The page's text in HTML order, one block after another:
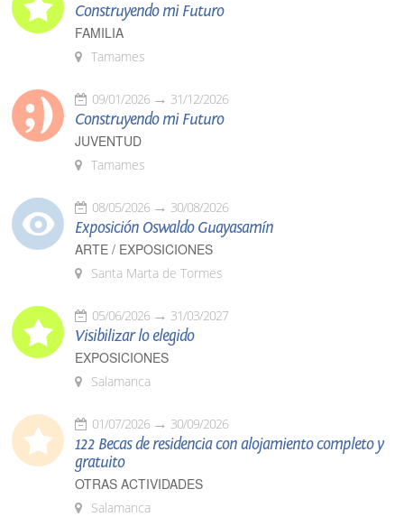
Construyendo mi Futuro
FAMILIA
Tamames
09/01/2026 31/12/2026
Construyendo mi Futuro
JUVENTUD
Tamames
08/05/2026 30/08/2026
Exposición Oswaldo Guayasamín
ARTE / EXPOSICIONES
Santa Marta de Tormes
05/06/2026 31/03/2027
Visibilizar lo elegido
EXPOSICIONES
Salamanca
01/07/2026 30/09/2026
122 Becas de residencia con alojamiento completo y
gratuito
OTRAS ACTIVIDADES
Salamanca